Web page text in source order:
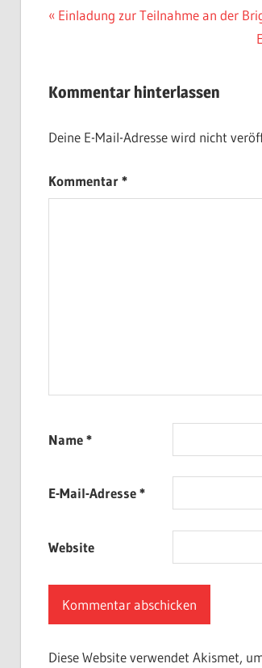
Beitragsnavigation
Vorheriger
Einladung zur Teilnahme an der
Kommentar hinterlassen
Deine E-Mail-Adresse wird nicht
Kommentar*
Name*
E-Mail-Adresse*
Website
Diese Website verwendet Akismet,